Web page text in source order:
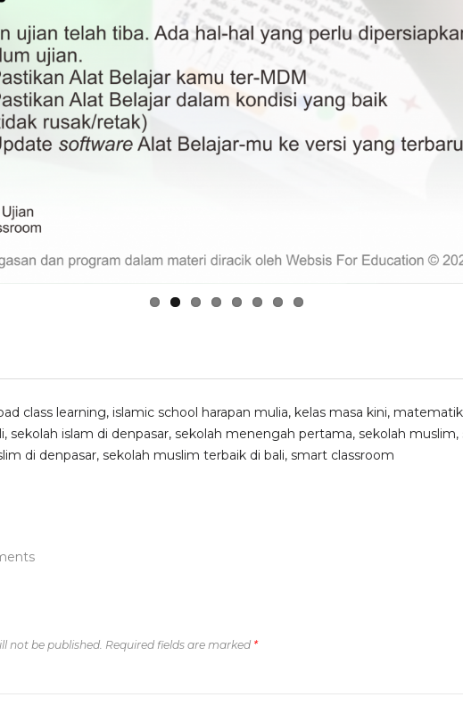
class learning islamic school harapan mulia kelas masa kini matematika
sekolah islam di denpasar sekolah menengah pertama sekolah muslim
di denpasar sekolah muslim terbaik di bali smart classroom
not be published. Required fields are marked *